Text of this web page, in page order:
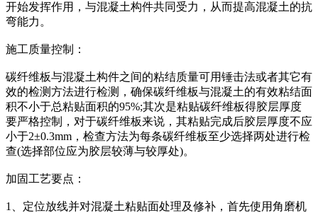
开始发挥作用，与混凝土构件共同受力，从而提高混凝土的抗
弯能力。
施工质量控制：
碳纤维板与混凝土构件之间的粘结质量可用锤击法或者其它有
效的检测方法进行检测，确保碳纤维板与混凝土的有效粘结面
积不小于总粘贴面积的95%;其次是粘贴碳纤维板得胶层厚度
要严格控制，对于碳纤维板来说，其粘贴完成后胶层厚度不应
小于2±0.3mm，检查方法为每条碳纤维板至少选择两处进行检
查(选择部位应为胶层较薄与较厚处)。
加固工艺要点：
1、定位放线并对混凝土粘贴面处理及修补，首先使用角磨机